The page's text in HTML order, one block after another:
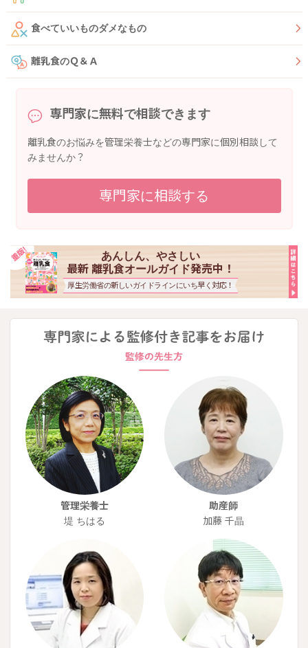
食べていいものダメなもの
離乳食のＱ＆Ａ
専門家に無料で相談できます
離乳食のお悩みを管理栄養士などの専門家に個別相談して
みませんか？
専門家に相談する
あんしん、やさしい
最新 離乳食オールガイド発売中！
厚生労働省の新しいガイドラインにいち早く対応！
管理栄養士
堤 ちはる
助産師
加藤 千晶